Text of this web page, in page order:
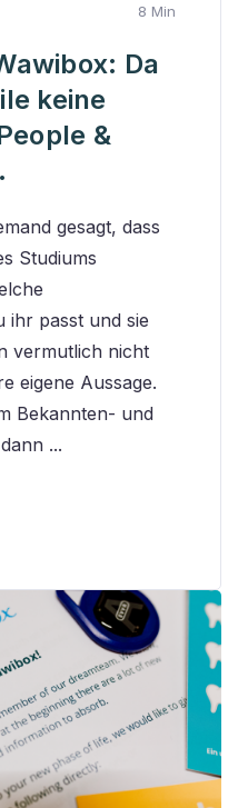
8 Min
Da
keine
&
gesagt, dass
Studiums
ihr passt und sie
vermutlich nicht
eigene Aussage.
Bekannten- und
...